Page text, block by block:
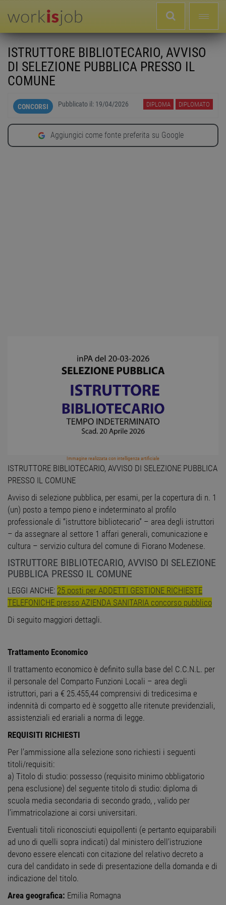
ISTRUTTORE BIBLIOTECARIO, AVVISO
DI SELEZIONE PUBBLICA PRESSO IL
COMUNE
CONCORSI Pubblicato il: 19/04/2026 DIPLOMA DIPLOMATO
Aggiungici come fonte preferita su Google
Immagine realizzata con intelligenza artificiale
ISTRUTTORE BIBLIOTECARIO, AVVISO DI SELEZIONE PUBBLICA
PRESSO IL COMUNE
Avviso di selezione pubblica, per esami, per la copertura di n. 1
(un) posto a tempo pieno e indeterminato al profilo
professionale di “istruttore bibliotecario” – area degli istruttori
– da assegnare al settore 1 affari generali, comunicazione e
cultura – servizio cultura del comune di Fiorano Modenese.
ISTRUTTORE BIBLIOTECARIO, AVVISO DI SELEZIONE
PUBBLICA PRESSO IL COMUNE
LEGGI ANCHE: 25 posti per ADDETTI GESTIONE RICHIESTE
TELEFONICHE presso AZIENDA SANITARIA concorso pubblico
Di seguito maggiori dettagli.
Trattamento Economico
Il trattamento economico è definito sulla base del C.C.N.L. per
il personale del Comparto Funzioni Locali – area degli
istruttori, pari a € 25.455,44 comprensivi di tredicesima e
indennità di comparto ed è soggetto alle ritenute previdenziali,
assistenziali ed erariali a norma di legge.
REQUISITI RICHIESTI
Per l’ammissione alla selezione sono richiesti i seguenti
titoli/requisiti:
a) Titolo di studio: possesso (requisito minimo obbligatorio
pena esclusione) del seguente titolo di studio: diploma di
scuola media secondaria di secondo grado, , valido per
l’immatricolazione ai corsi universitari.
Eventuali titoli riconosciuti equipollenti (e pertanto equiparabili
ad uno di quelli sopra indicati) dal ministero dell’istruzione
devono essere elencati con citazione del relativo decreto a
cura del candidato in sede di presentazione della domanda e di
indicazione del titolo.
Area geografica: Emilia Romagna